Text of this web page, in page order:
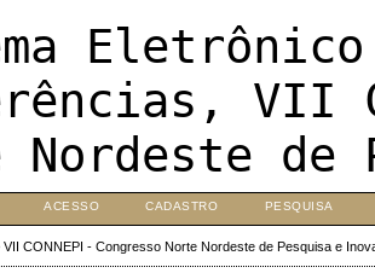
VII
Nordeste de
ACESSO CADASTRO PESQUISA
VII CONNEPI - Congresso Norte Nordeste de Pesquisa e